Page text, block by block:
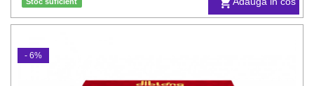
- 6%